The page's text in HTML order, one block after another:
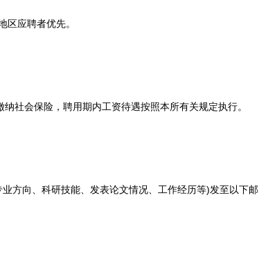
应聘者优先。
会保险，聘用期内工资待遇按照本所有关规定执行。
向、科研技能、发表论文情况、工作经历等)发至以下邮